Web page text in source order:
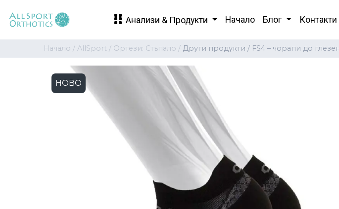
Анализи & Продукти Начало Блог Контакти
Начало / AllSport / Ортези: Стъпало / Други продукти / FS4 – чорапи до
НОВО